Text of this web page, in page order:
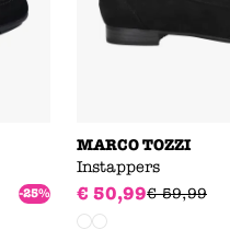
-25%
MARCO TOZZI
Instappers
€ 50,99€ 59,99